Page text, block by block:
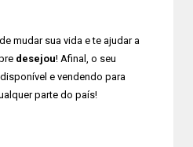
mudar sua vida e te ajudar a
desejou! Afinal, o seu
e vendendo para
parte do país!